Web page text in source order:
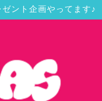
ント企画やってます♪